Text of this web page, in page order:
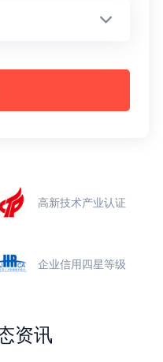
高新技术产业认证
企业信用四星等级
资讯